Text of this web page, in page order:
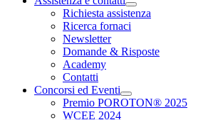
Richiesta assistenza
Ricerca fornaci
Newsletter
Domande & Risposte
Academy
Contatti
Concorsi ed Eventi
Premio POROTON® 2025
WCEE 2024